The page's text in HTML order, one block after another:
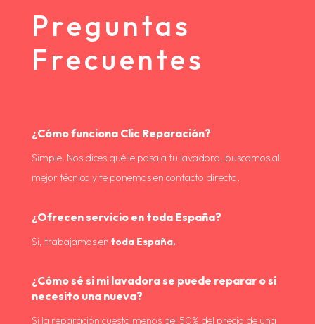
Preguntas
Frecuentes
¿Cómo funciona Clic Reparación?
Simple. Nos dices qué le pasa a tu lavadora, buscamos al
mejor técnico y te ponemos en contacto directo.
¿Ofrecen servicio en toda España?
Sí, trabajamos en toda España.
¿Cómo sé si mi lavadora se puede reparar o si
necesito una nueva?
Si la reparación cuesta menos del 50% del precio de una